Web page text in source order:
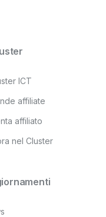
ICT
affiliate
affiliato
nel Cluster